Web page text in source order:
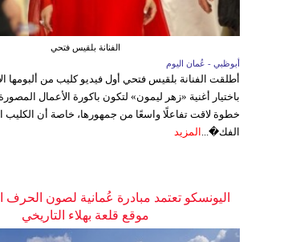
الفنانة بلقيس فتحي
أبوظبي - عُمان اليوم
أطلقت الفنانة بلقيس فتحي أول فيديو كليب من ألبومها
باختيار أغنية «زهر ليمون» لتكون باكورة الأعمال
خطوة لاقت تفاعلًا واسعًا من جمهورها، خاصة أن الكليب
الفك�... المزيد
اليونسكو تعتمد مبادرة عُمانية لصون الحرف
موقع قلعة بهلاء التاريخي